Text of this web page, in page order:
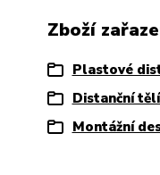
Zboží
Plastové
Distanční
Montážní